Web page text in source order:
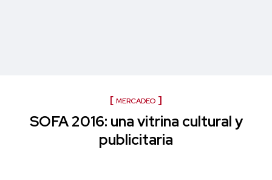
MERCADEO
SOFA 2016: una vitrina cultural y
publicitaria